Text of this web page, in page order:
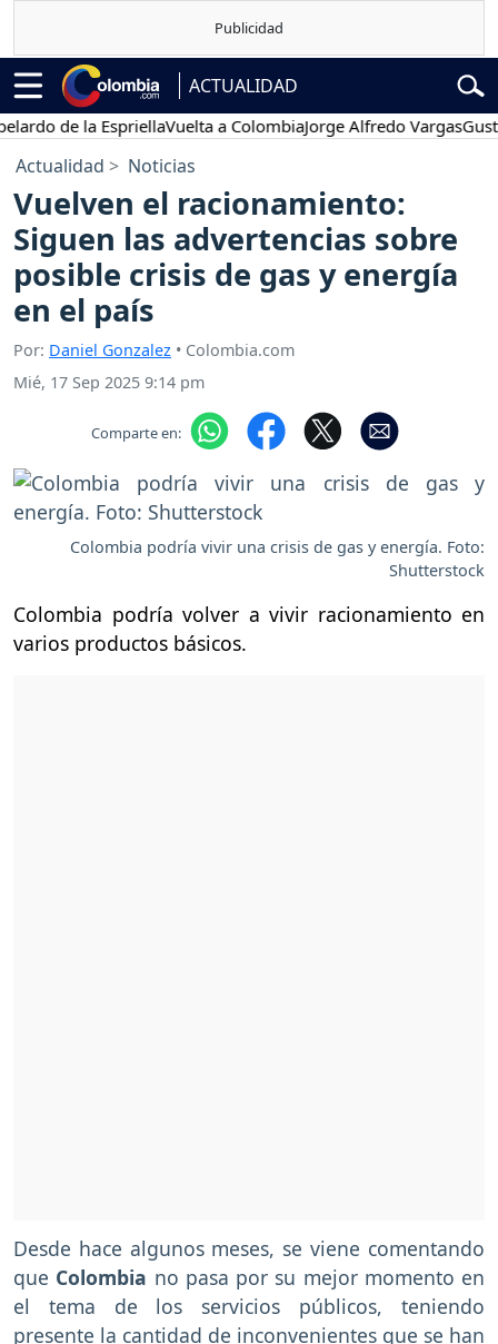
ACTUALIDAD
de la EspriellaVuelta a ColombiaJorge Alfredo VargasGustavo
Actualidad Noticias
Vuelven el racionamiento:
Siguen las advertencias sobre
posible crisis de gas y energía
en el país
Por: Daniel Gonzalez • Colombia.com
Mié, 17 Sep 2025 9:14 pm
Comparte en:
Colombia podría vivir una crisis de gas y energía. Foto:
Shutterstock
Colombia podría volver a vivir racionamiento en
varios productos básicos.
Desde hace algunos meses, se viene comentando
que Colombia no pasa por su mejor momento en
el tema de los servicios públicos, teniendo
presente la cantidad de inconvenientes que se han